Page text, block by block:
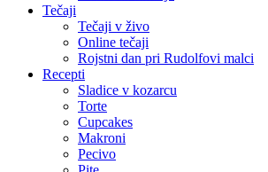
Tečaji
Tečaji v živo
Online tečaji
Rojstni dan pri Rudolfovi malci
Recepti
Sladice v kozarcu
Torte
Cupcakes
Makroni
Pecivo